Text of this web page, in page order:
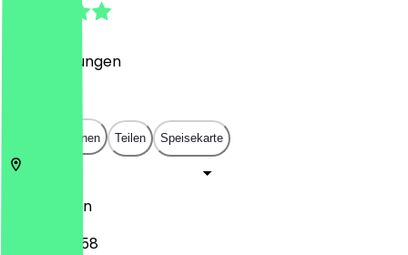
Bewertungen
In App öffnen Teilen Speisekarte
Berlin
Weserstr. 58